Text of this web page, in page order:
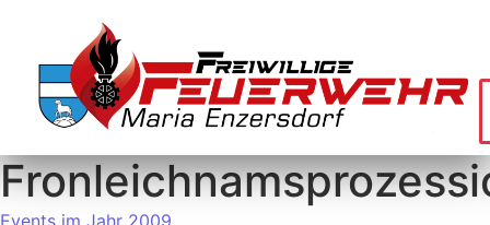
Events im Jahr 2009